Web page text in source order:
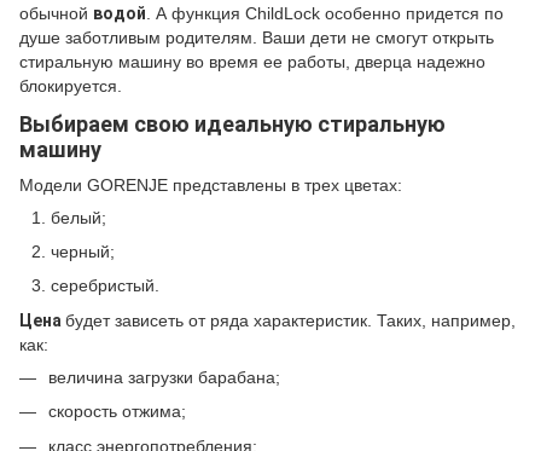
обычной водой . А функция ChildLock особенно придется по
душе заботливым родителям. Ваши дети не смогут открыть
стиральную машину во время ее работы, дверца надежно
блокируется.
Выбираем свою идеальную стиральную
машину
Модели GORENJE представлены в трех цветах:
белый;
черный;
серебристый.
Цена будет зависеть от ряда характеристик. Таких, например,
как:
величина загрузки барабана;
скорость отжима;
класс энергопотребления;